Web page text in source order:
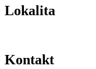
Lokalita
Kontakt